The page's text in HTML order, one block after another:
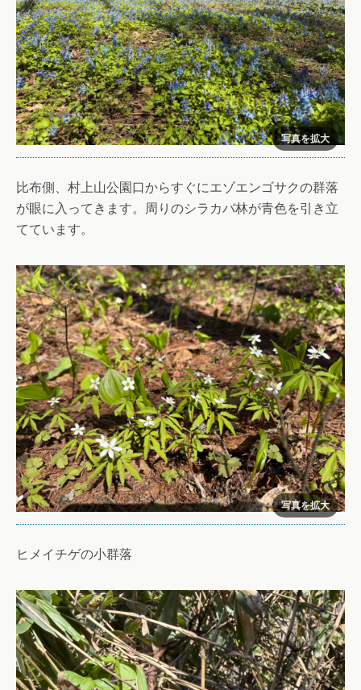
比布側、村上山公園口からすぐにエゾエンゴサクの群落
が眼に入ってきます。周りのシラカバ林が青色を引き立
てています。
ヒメイチゲの小群落